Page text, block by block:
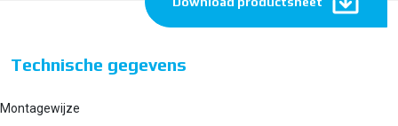
Technische gegevens
Montagewijze